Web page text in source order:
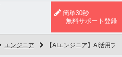
簡単30秒
無料サポート登録
エンジニア 【AIエンジニア】AI活用